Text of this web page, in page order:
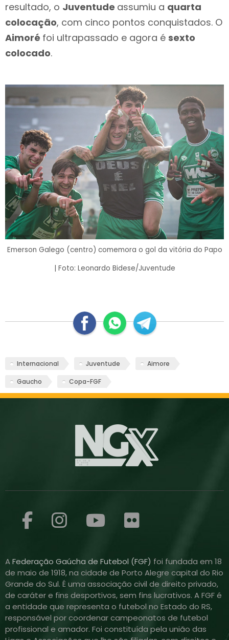
resultado, o Juventude assumiu a quarta
colocação, com cinco pontos conquistados. O
Aimoré foi ultrapassado e agora é sexto
colocado.
Emerson Galego (centro) comemora o gol da vitória do Papo
| Foto: Leonardo Bidese/Juventude
Internacional Juventude Aimore
Gaucho Copa-FGF
AFederação Gaúcha de Futebol (FGF) foi fundada em 18
de maio de 1918, na cidade de Porto Alegre capital do Rio
Grande do Sul. É uma associação civil de direito privado,
de caráter e fins desportivos, sem fins lucrativos. A FGF é
a entidade que representa o futebol no Estado do RS,
responsável por coordenar campeonatos de futebol
profissional e amador. Foi constituída pela união das